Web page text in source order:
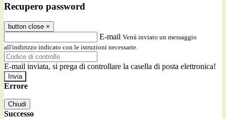
Recupero password
button close ×
E-mail Verrà inviato un messaggio
all'indirizzo indicato con le istruzioni necessarie.
E-mail inviata, si prega di controllare la casella di posta elettronica!
Errore
Chiudi
Successo